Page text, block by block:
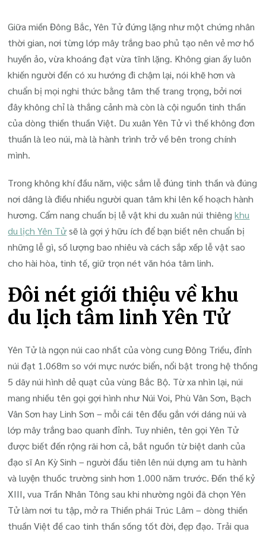
Nang
Chuẩn
Bị
Lễ
Vật
Khi
Du
Xuân
Yên
Tử
Giữa miền Đông Bắc, Yên Tử đứng lặng như một chứng nhân
thời gian, nơi từng lớp mây trắng bao phủ tạo nên vẻ mơ hồ
huyền ảo, vừa khoáng đạt vừa tĩnh lặng. Không gian ấy luôn
khiến người đến có xu hướng đi chậm lại, nói khẽ hơn và
chuẩn bị mọi nghi thức bằng tâm thế trang trọng, bởi nơi
đây không chỉ là thắng cảnh mà còn là cội nguồn tinh thần
của dòng thiền thuần Việt. Du xuân Yên Tử vì thế không đơn
thuần là leo núi, mà là hành trình trở về bên trong chính
mình.
Trong không khí đầu năm, việc sắm lễ đúng tinh thần và đúng
nơi dâng là điều nhiều người quan tâm khi lên kế hoạch hành
hương. Cẩm nang chuẩn bị lễ vật khi du xuân núi thiêngkhu
du lịch Yên Tửsẽ là gợi ý hữu ích để bạn biết nên chuẩn bị
những lễ gì, số lượng bao nhiêu và cách sắp xếp lễ vật sao
cho hài hòa, tinh tế, giữ trọn nét văn hóa tâm linh.
Đôi nét giới thiệu về khu
du lịch tâm linh Yên Tử
Yên Tử là ngọn núi cao nhất của vòng cung Đông Triều, đỉnh
núi đạt 1.068m so với mực nước biển, nổi bật trong hệ thống
5 dãy núi hình dẻ quạt của vùng Bắc Bộ. Từ xa nhìn lại, núi
mang nhiều tên gọi gợi hình như Núi Voi, Phù Vân Sơn, Bạch
Vân Sơn hay Linh Sơn – mỗi cái tên đều gắn với dáng núi và
lớp mây trắng bao quanh đỉnh. Tuy nhiên, tên gọi Yên Tử
được biết đến rộng rãi hơn cả, bắt nguồn từ biệt danh của
đạo sĩ An Kỳ Sinh – người đầu tiên lên núi dựng am tu hành
và luyện thuốc trường sinh hơn 1.000 năm trước. Đến thế kỷ
XIII, vua Trần Nhân Tông sau khi nhường ngôi đã chọn Yên
Tử làm nơi tu tập, mở ra Thiền phái Trúc Lâm – dòng thiền
thuần Việt đề cao tinh thần sống tốt đời, đẹp đạo. Trải qua